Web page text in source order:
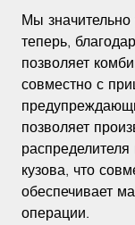
Мы
теперь,
позволяет
совместно с
позволяет
кузова, что
обеспечивает
операции.